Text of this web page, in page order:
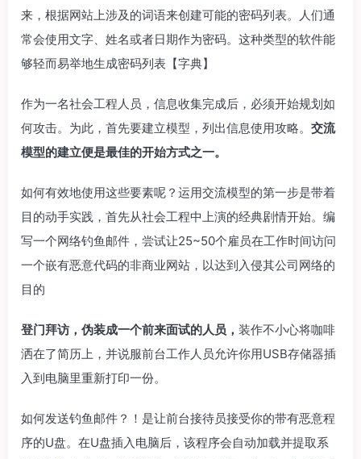
来，根据网站上涉及的词语来创建可能的密码列表。人们通
常会使用文字、姓名或者日期作为密码。这种类型的软件能
够轻而易举地生成密码列表【字典】
作为一名社会工程人员，信息收集完成后，必须开始规划如
何攻击。为此，首先要建立模型，列出信息使用攻略。 交流
模型的建立便是最佳的开始方式之一。
如何有效地使用这些要素呢？运用交流模型的第一步是带着
目的动手实践，首先从社会工程中上演的经典剧情开始。编
写一个网络钓鱼邮件，尝试让25~50个雇员在工作时间访问
一个嵌有恶意代码的非商业网站，以达到入侵其公司网络的
目的
登门拜访，伪装成一个前来面试的人员， 装作不小心将咖啡
洒在了简历上，并说服前台工作人员允许你用USB存储器插
入到电脑里重新打印一份。
如何发送钓鱼邮件？！是让前台接待员接受你的带有恶意程
序的U盘。在U盘插入电脑后，该程序会自动加载并提取系